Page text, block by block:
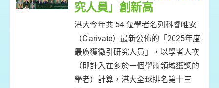
究人員」創新高
港大今年共 54 位學者名列科睿唯安
（Clarivate）最新公佈的「2025年度
最廣獲徵引研究人員」，以學者人次
（即計入在多於一個學術領域獲獎的
學者）計算，港大全球排名第十三